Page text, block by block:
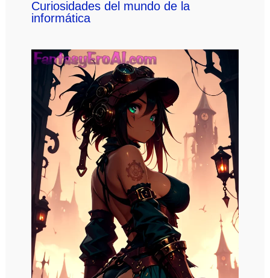
Curiosidades del mundo de la
informática